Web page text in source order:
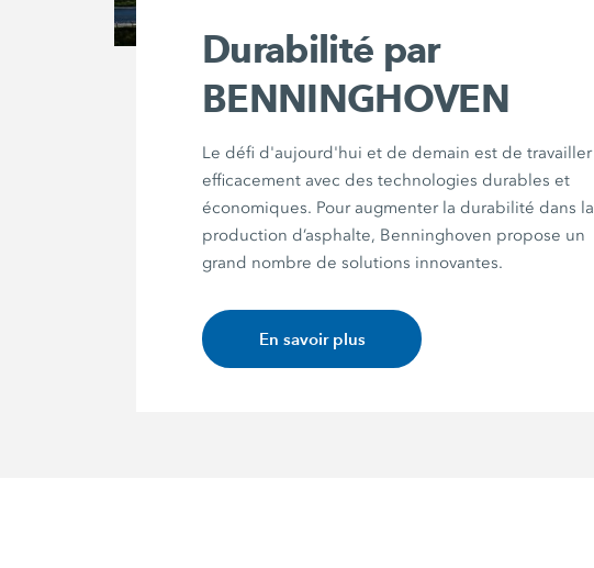
Durabilité par
BENNINGHOVEN
Le défi d'aujourd'hui et de demain est de travailler
efficacement avec des technologies durables et
économiques. Pour augmenter la durabilité dans la
production d’asphalte, Benninghoven propose un
grand nombre de solutions innovantes.
En savoir plus